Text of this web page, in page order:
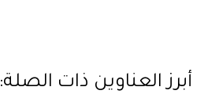
أبرز العناوين ذات الصلة: